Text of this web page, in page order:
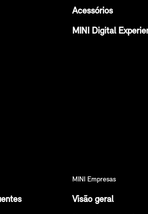
Acessórios
MINI Digital
MINI Empresas
Visão geral